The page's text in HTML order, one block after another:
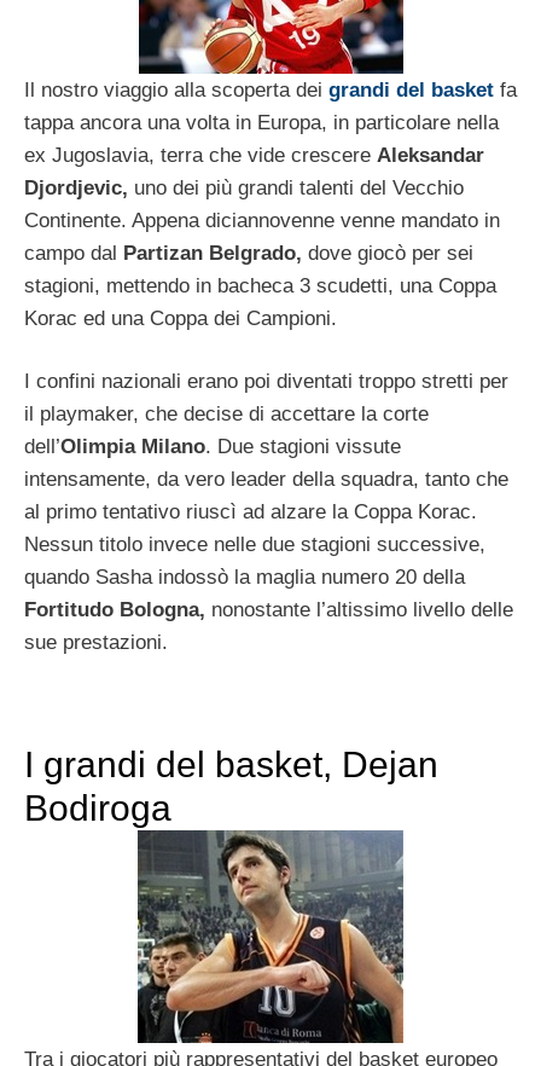
Il nostro viaggio alla scoperta dei grandi del basket fa
tappa ancora una volta in Europa, in particolare nella
ex Jugoslavia, terra che vide crescere Aleksandar
Djordjevic, uno dei più grandi talenti del Vecchio
Continente. Appena diciannovenne venne mandato in
campo dal Partizan Belgrado, dove giocò per sei
stagioni, mettendo in bacheca 3 scudetti, una Coppa
Korac ed una Coppa dei Campioni.
I confini nazionali erano poi diventati troppo stretti per
il playmaker, che decise di accettare la corte
dell’Olimpia Milano. Due stagioni vissute
intensamente, da vero leader della squadra, tanto che
al primo tentativo riuscì ad alzare la Coppa Korac.
Nessun titolo invece nelle due stagioni successive,
quando Sasha indossò la maglia numero 20 della
Fortitudo Bologna, nonostante l’altissimo livello delle
sue prestazioni.
I grandi del basket, Dejan
Bodiroga
Tra i giocatori più rappresentativi del basket europeo